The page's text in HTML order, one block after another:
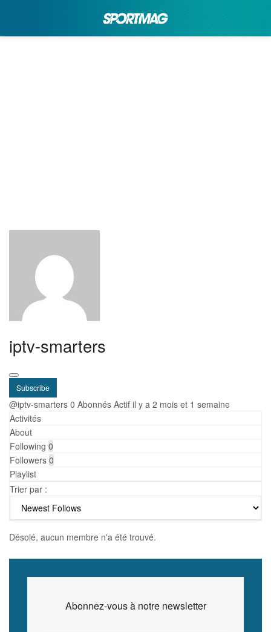
iptv-smarters
Subscribe
@iptv-smarters 0 Abonnés Actif il y a 2 mois et 1 semaine
Activités
About
Following 0
Followers 0
Playlist
Trier par :
Désolé, aucun membre n'a été trouvé.
Abonnez-vous à notre newsletter